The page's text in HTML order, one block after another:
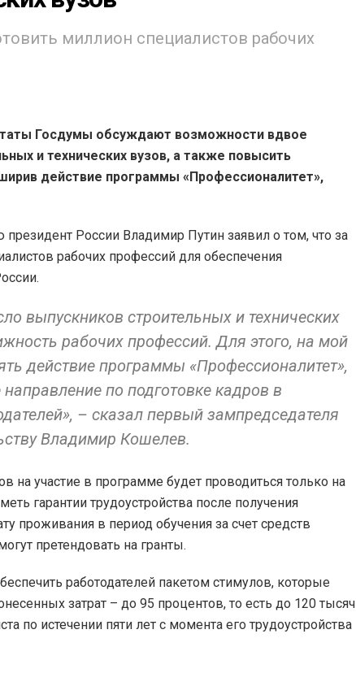
миллион специалистов рабочих
Госдумы обсуждают возможности вдвое
и технических вузов, а также повысить
действие программы «Профессионалитет»,
России Владимир Путин заявил о том, что за
рабочих профессий для обеспечения
выпускников строительных и технических
рабочих профессий. Для этого, на мой
действие программы «Профессионалитет»,
по подготовке кадров в
– сказал первый зампредседателя
Владимир Кошелев.
на участие в программе будет проводиться только на
гарантии трудоустройства после получения
проживания в период обучения за счет средств
претендовать на гранты.
работодателей пакетом стимулов, которые
затрат – до 95 процентов, то есть до 120 тысяч
по истечении пяти лет с момента его трудоустройства